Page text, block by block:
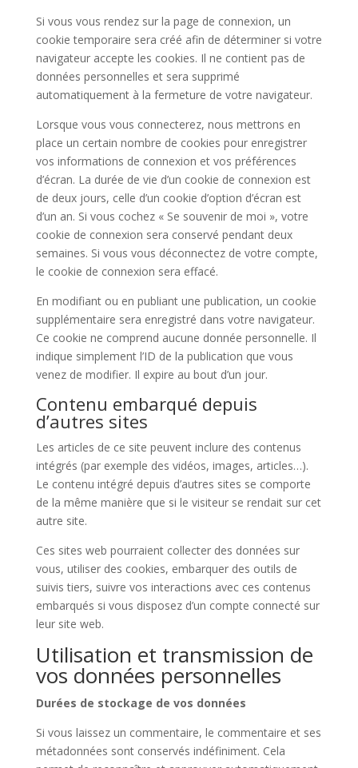
Si vous vous rendez sur la page de connexion, un
cookie temporaire sera créé afin de déterminer si votre
navigateur accepte les cookies. Il ne contient pas de
données personnelles et sera supprimé
automatiquement à la fermeture de votre navigateur.
Lorsque vous vous connecterez, nous mettrons en
place un certain nombre de cookies pour enregistrer
vos informations de connexion et vos préférences
d’écran. La durée de vie d’un cookie de connexion est
de deux jours, celle d’un cookie d’option d’écran est
d’un an. Si vous cochez « Se souvenir de moi », votre
cookie de connexion sera conservé pendant deux
semaines. Si vous vous déconnectez de votre compte,
le cookie de connexion sera effacé.
En modifiant ou en publiant une publication, un cookie
supplémentaire sera enregistré dans votre navigateur.
Ce cookie ne comprend aucune donnée personnelle. Il
indique simplement l’ID de la publication que vous
venez de modifier. Il expire au bout d’un jour.
Contenu embarqué depuis
d’autres sites
Les articles de ce site peuvent inclure des contenus
intégrés (par exemple des vidéos, images, articles…).
Le contenu intégré depuis d’autres sites se comporte
de la même manière que si le visiteur se rendait sur cet
autre site.
Ces sites web pourraient collecter des données sur
vous, utiliser des cookies, embarquer des outils de
suivis tiers, suivre vos interactions avec ces contenus
embarqués si vous disposez d’un compte connecté sur
leur site web.
Utilisation et transmission de
vos données personnelles
Durées de stockage de vos données
Si vous laissez un commentaire, le commentaire et ses
métadonnées sont conservés indéfiniment. Cela